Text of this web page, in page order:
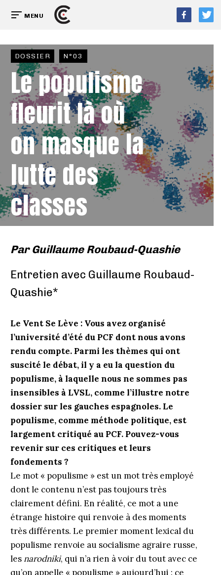
MENU
DOSSIER N°03
Le populisme
fleurit là où
on masque la
lutte des
classes
ParGuillaume Roubaud-Quashie
Entretien avec Guillaume Roubaud-
Quashie*
Le Vent Se Lève : Vous avez organisé
l’université d’été du PCF dont nous avons
rendu compte. Parmi les thèmes qui ont
suscité le débat, il y a eu la question du
populisme, à laquelle nous ne sommes pas
insensibles à LVSL, comme l’illustre notre
dossier sur les gauches espagnoles. Le
populisme, comme méthode politique, est
largement critiqué au PCF. Pouvez-vous
revenir sur ces critiques et leurs
fondements ?
Le mot « populisme » est un mot très employé
dont le contenu n’est pas toujours très
clairement défini. En réalité, ce mot a une
étrange histoire qui renvoie à des moments
très différents. Le premier moment lexical du
populisme renvoie au socialisme agraire russe,
lesnarodniki, qui n’a rien à voir du tout avec ce
qu’on appelle « populisme » aujour­d’hui : ce